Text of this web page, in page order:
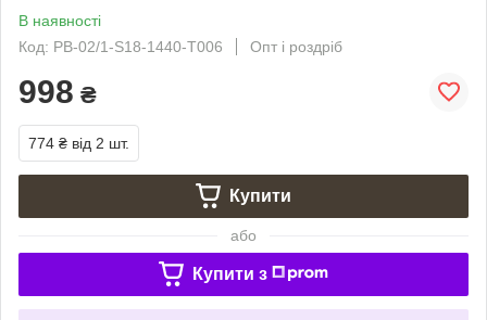
В наявності
Код: PB-02/1-S18-1440-T006
Опт і роздріб
998 ₴
774 ₴ від 2 шт.
Купити
або
Купити з